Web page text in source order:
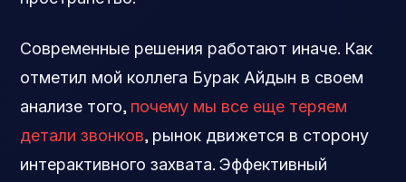
Современные решения работают иначе. Как
отметил мой коллега Бурак Айдын в своем
анализе того, почему мы все еще теряем
детали звонков, рынок движется в сторону
интерактивного захвата. Эффективный